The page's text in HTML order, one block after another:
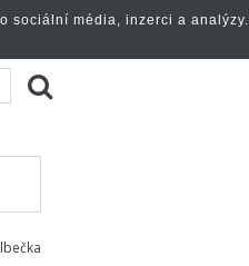
sociální média, inzerci a analýzy.